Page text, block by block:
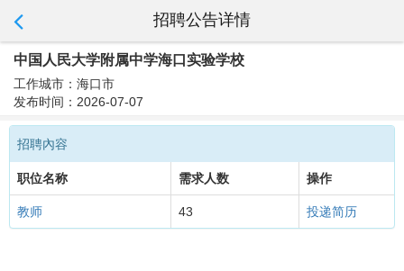
招聘公告详情
中国人民大学附属中学海口实验学校
工作城市：海口市
发布时间：2026-07-07
招聘內容
职位名称 需求人数 操作
教师 43 投递简历